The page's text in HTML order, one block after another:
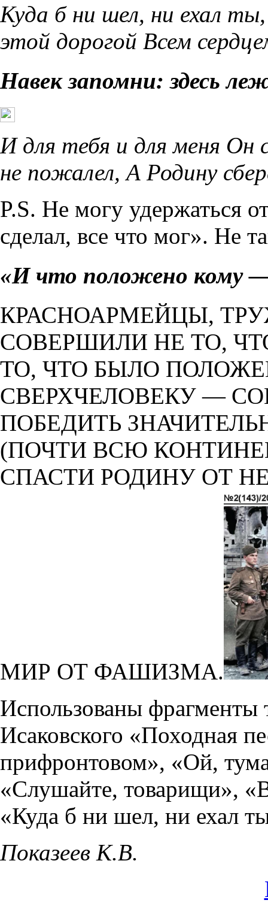
Куда б ни шел, ни ехал
этой дорогой Всем
Навек запомни: здесь
И для тебя и для меня Он
не пожалел, А Родину
P.S. Не могу удержаться
сделал, все что мог». Не
«И что положено кому
КРАСНОАРМЕЙЦЫ,
СОВЕРШИЛИ НЕ ТО,
ТО, ЧТО БЫЛО
СВЕРХЧЕЛОВЕКУ —
ПОБЕДИТЬ
(ПОЧТИ ВСЮ
СПАСТИ РОДИНУ ОТ
МИР ОТ ФАШИЗМА.
Использованы фрагменты
Исаковского «Походная
прифронтовом», «Ой,
«Слушайте, товарищи»,
«Куда б ни шел, ни ехал
Показеев К.В.